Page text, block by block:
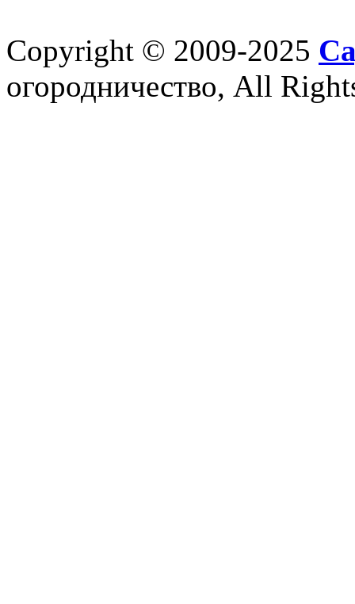
Copyright © 2009-2025
огородничество, All